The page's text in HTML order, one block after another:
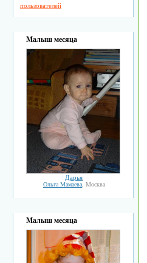
пользователей
Малыш месяца
Дарья
Ольга Мамаева , Москва
Малыш месяца